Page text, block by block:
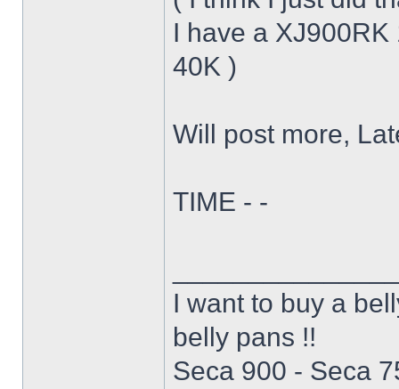
I have a
40K )
Will post more,
TIME - -
I want to buy a
belly pans !!
Seca 900 - Seca